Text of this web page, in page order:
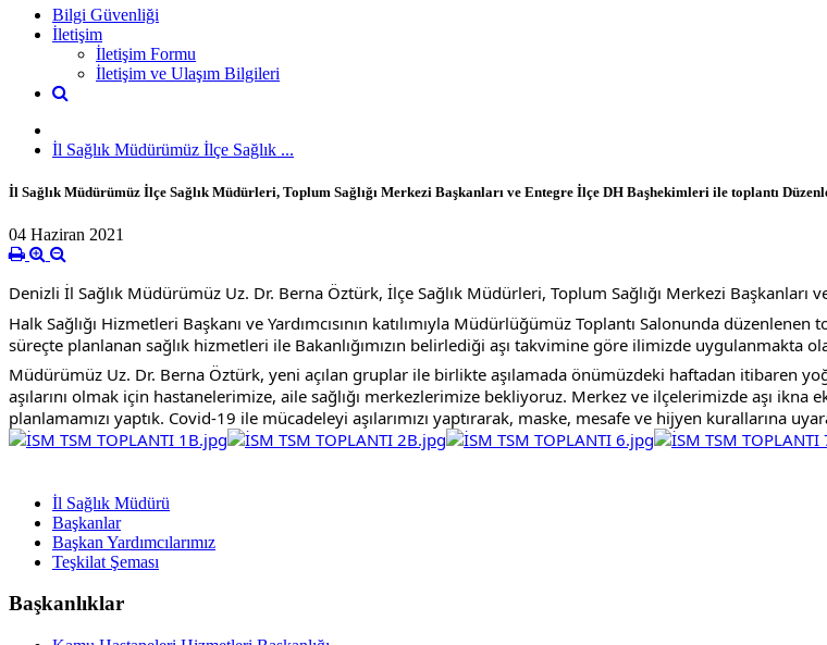
Bilgi Güvenliği
İletişim
İletişim Formu
İletişim ve Ulaşım Bilgileri
İl Sağlık Müdürümüz İlçe Sağlık ...
İl Sağlık Müdürümüz İlçe Sağlık Müdürleri, Toplum Sağlığı Merkezi Başkanları ve Entegre İlçe DH Başhekimleri ile toplantı
04 Haziran 2021
Denizli İl Sağlık Müdürümüz Uz. Dr. Berna Öztürk, İlçe Sağlık Müdürleri, Toplum Sağlığı Merkezi
Halk Sağlığı Hizmetleri Başkanı ve Yardımcısının katılımıyla Müdürlüğümüz Toplantı Salonunda
süreçte planlanan sağlık hizmetleri ile Bakanlığımızın belirlediği aşı takvimine göre ilimizde uygulanmakta
Müdürümüz Uz. Dr. Berna Öztürk, yeni açılan gruplar ile birlikte aşılamada önümüzdeki haftadan itibaren
aşılarını olmak için hastanelerimize, aile sağlığı merkezlerimize bekliyoruz. Merkez ve ilçelerimizde aşı ikna
planlamamızı yaptık. Covid-19 ile mücadeleyi aşılarımızı yaptırarak, maske, mesafe ve hijyen kurallarına
İl Sağlık Müdürü
Başkanlar
Başkan Yardımcılarımız
Teşkilat Şeması
Başkanlıklar